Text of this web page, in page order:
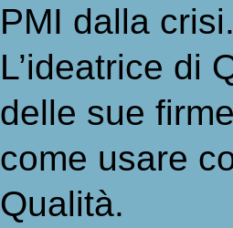
PMI dalla
L’ideatrice di
delle sue
come usare
Qualità.